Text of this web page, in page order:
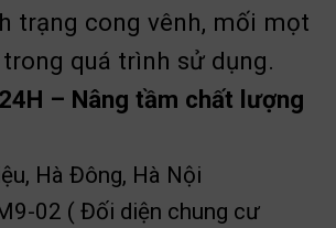
trạng cong vênh, mối mọt
quá trình sử dụng.
– Nâng tầm chất lượng
Hà Đông, Hà Nội
02 ( Đối diện chung cư